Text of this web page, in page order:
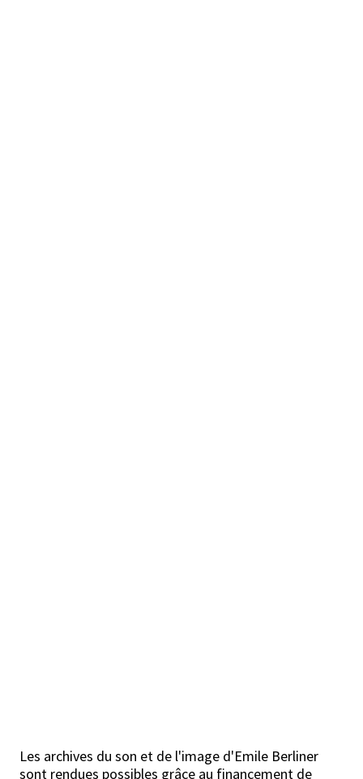
Les archives du son et de l'image d'Emile Berliner
sont rendues possibles grâce au financement de